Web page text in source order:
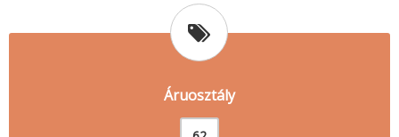
Áruosztály